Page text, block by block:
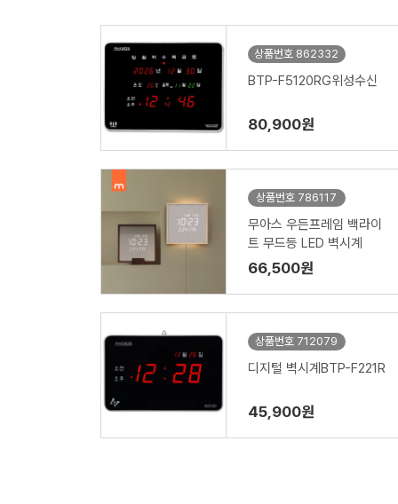
상품번호 862332
BTP-F5120RG위성수신
80,900원
상품번호 786117
무아스 우든프레임 백라이
트 무드등 LED 벽시계
66,500원
상품번호 712079
디지털 벽시계BTP-F221R
45,900원